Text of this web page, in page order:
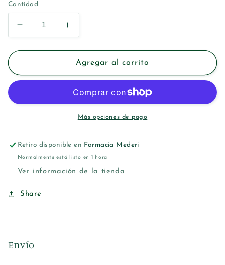
Cantidad
Reducir
cantidad
para
CHUPETE
ANATOMICA
M
Aumentar
cantidad
para
SUAVINEX
CHUPETE
TETINA
ANATOMICA
M
Agregar al carrito
Más opciones de pago
Retiro disponible en Farmacia Mederi
Normalmente está listo en 1 hora
Ver información de la tienda
Share
Envío